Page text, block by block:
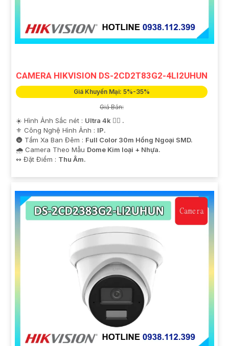
CAMERA HIKVISION DS-2CD2T83G2-4LI2UHUN
Giá Khuyến Mại: 5%-35%
Giá Bán:
☀️ Hình Ảnh Sắc nét : Ultra 4k 👍🏾 .
⚜️ Công Nghệ Hình Ảnh : IP.
🌚 Tầm Xa Ban Đêm : Full Color 30m Hồng Ngoại SMD.
🌧️ Camera Theo Mẫu Dome Kim loại + Nhựa.
️↭ Đặt Điểm : Thu Âm.